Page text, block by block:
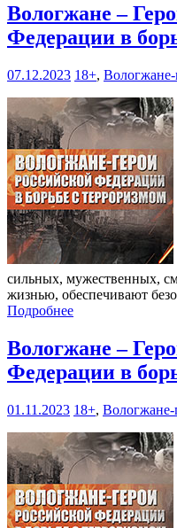
Вологжане –
Федерации в
07.12.2023 18+, Вологжане-
сильных, мужественных,
жизнью, обеспечивают
Подробнее
Вологжане –
Федерации в
01.11.2023 18+, Вологжане-